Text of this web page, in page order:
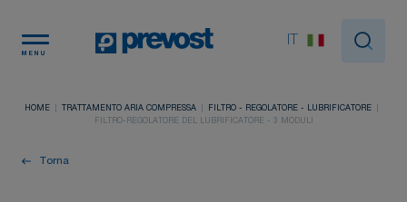
MENU
IT
HOME TRATTAMENTO ARIA COMPRESSA
FILTRO - REGOLATORE - LUBRIFICATORE
FILTRO-REGOLATORE DEL LUBRIFICATORE - 3 MODULI
Torna